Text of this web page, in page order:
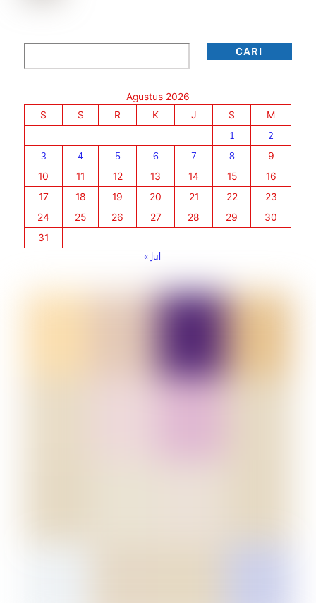
CARI
Agustus 2026
S
S R K J S
M
1
2
3
4 5 6 7 8
9
10
11 12 13 14 15
16
17
18 19 20 21 22
23
24
25 26 27 28 29
30
31
« Jul